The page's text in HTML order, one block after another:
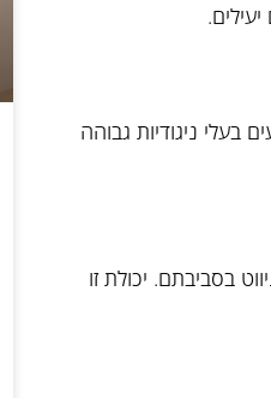
בעלי ניגודיות גבוהה
בסביבתם. יכולת זו